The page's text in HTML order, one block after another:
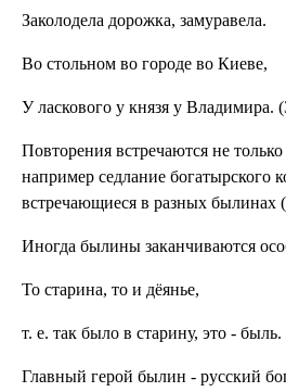
Заколодела дорожка, замуравела.
Во стольном во городе во Киеве,
У ласкового у князя у Владимира.
Повторения встречаются не
например седлание богатырского
встречающиеся в разных былинах
Иногда былины заканчиваются
То старина, то и дёянье,
т. е. так было в старину, это -
Главный герой былин - русский